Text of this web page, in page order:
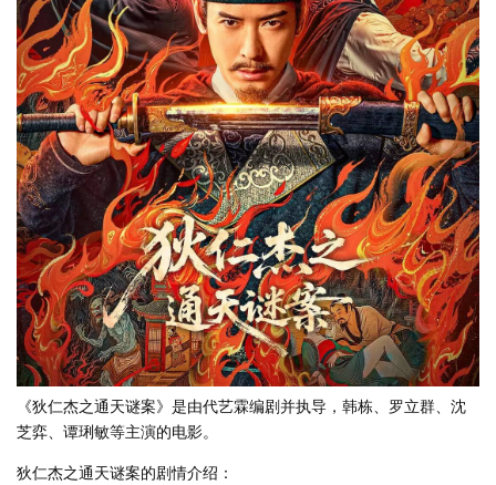
《狄仁杰之通天谜案》是由代艺霖编剧并执导，韩栋、罗立群、沈
芝弈、谭琍敏等主演的电影。
狄仁杰之通天谜案的剧情介绍：